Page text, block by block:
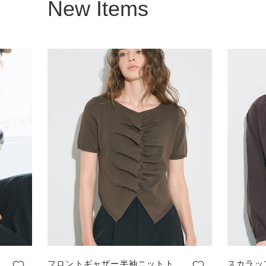
New Items
フロントギャザー半袖ニットト スカラ